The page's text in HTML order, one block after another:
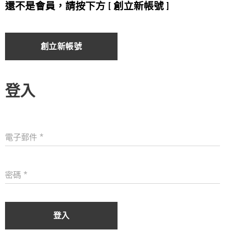
還不是會員，請按下方 [ 創立新帳號 ]
創立新帳號
登入
電子郵件
密碼
登入